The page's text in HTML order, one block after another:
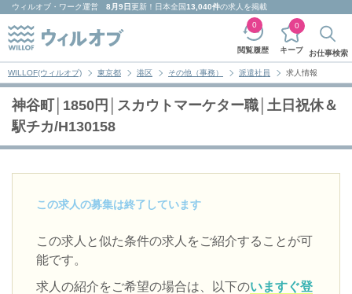
ウィルオブ・ワーク運営 8月9日更新！日本全国13,040件の求人を掲載
閲覧履歴
0
キープ
0
お仕事検索
WILLOF(ウィルオブ) 東京都 港区 その他（事務） 派遣社員 求人情報
神谷町│1850円│スカウトマーケター職│土日祝休＆
駅チカ/H130158
この求人の募集は終了しています
この求人と似た条件の求人をご紹介することが可
能です。
求人の紹介をご希望の場合は、以下のいますぐ登